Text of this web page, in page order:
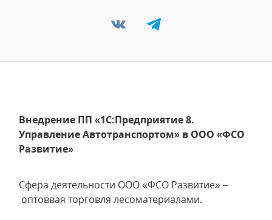
Внедрение ПП «1С:Предприятие 8.
Управление Автотранспортом» в ООО «ФСО
Развитие»
Сфера деятельности ООО «ФСО Развитие» –
оптоввая торговля лесоматериалами.